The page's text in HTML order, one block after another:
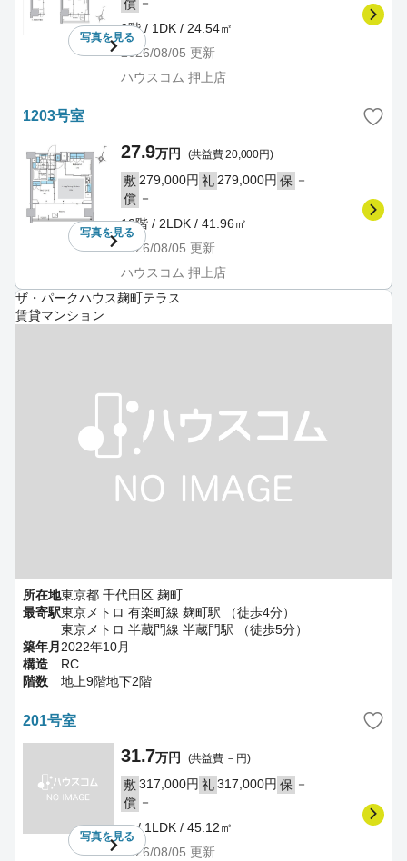
写真を見る
償
9階 / 1DK / 24.54㎡
2026/08/05 更新
ハウスコム 押上店
1203号室
写真を見る
27.9万円 (共益費 20,000円)
敷 279,000円 礼 279,000円 保 －
償 －
12階 / 2LDK / 41.96㎡
2026/08/05 更新
ハウスコム 押上店
ザ・パークハウス麹町テラス
賃貸マンション
所在地東京都 千代田区 麹町
最寄駅東京メトロ 有楽町線 麹町駅 （徒歩4分）
東京メトロ 半蔵門線 半蔵門駅 （徒歩5分）
築年月 2022年10月
構造
RC
階数
地上9階地下2階
201号室
写真を見る
31.7万円 (共益費 －円)
敷317,000円 礼317,000円 保 －
償 －
－ / 1LDK / 45.12㎡
2026/08/05 更新